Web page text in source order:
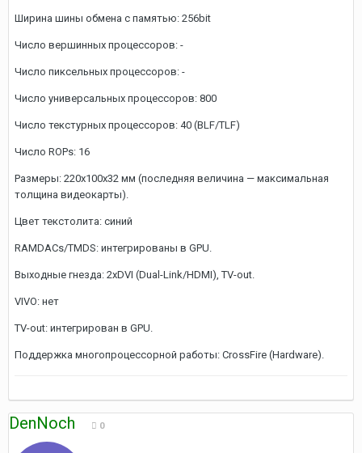
Ширина шины обмена с памятью: 256bit
Число вершинных процессоров: -
Число пиксельных процессоров: -
Число универсальных процессоров: 800
Число текстурных процессоров: 40 (BLF/TLF)
Число ROPs: 16
Размеры: 220x100x32 мм (последняя величина — максимальная
толщина видеокарты).
Цвет текстолита: синий
RAMDACs/TMDS: интегрированы в GPU.
Выходные гнезда: 2xDVI (Dual-Link/HDMI), TV-out.
VIVO: нет
TV-out: интегрирован в GPU.
Поддержка многопроцессорной работы: CrossFire (Hardware).
DenNoch 0